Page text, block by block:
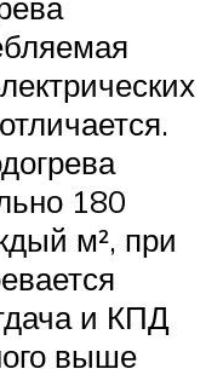
180
м², при
и КПД
выше